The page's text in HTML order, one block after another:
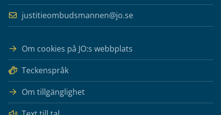
justitieombudsmannen@jo.se
Om cookies på JO:s webbplats
Teckenspråk
Om tillgänglighet